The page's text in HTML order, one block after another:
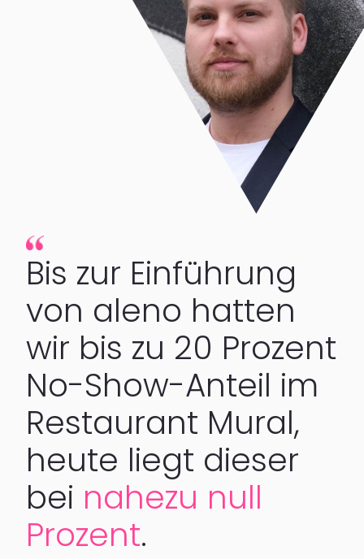
Bis zur Einführung
von aleno hatten
wir bis zu 20 Prozent
No-Show-Anteil im
Restaurant Mural,
heute liegt dieser
bei nahezu null
Prozent.